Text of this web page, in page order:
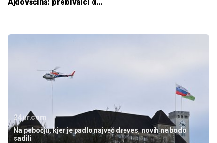
Ajdovščina: prebivalci do
zelene energije iz javnih
24ur.com
Na pobočju, kjer je padlo največ dreves, novih ne bodo
sadili